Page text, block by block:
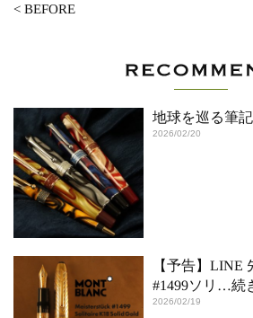
<BEFORE
地球を巡る筆
2026/02/20
【予告】LINE
#1499ソリ …続
2026/02/19